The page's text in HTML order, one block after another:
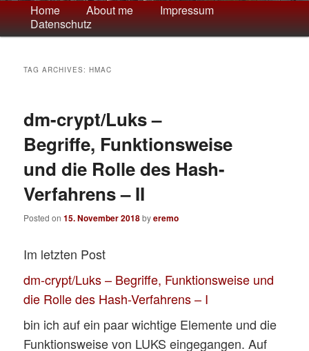
Main
menu
Home About me
Impressum
Datenschutz
TAG ARCHIVES:HMAC
dm-crypt/Luks –
Begriffe, Funktionsweise
und die Rolle des Hash-
Verfahrens – II
Posted on15. November 2018byeremo
Im letzten Post
dm-crypt/Luks – Begriffe, Funktionsweise und
die Rolle des Hash-Verfahrens – I
bin ich auf ein paar wichtige Elemente und die
Funktionsweise von LUKS eingegangen. Auf